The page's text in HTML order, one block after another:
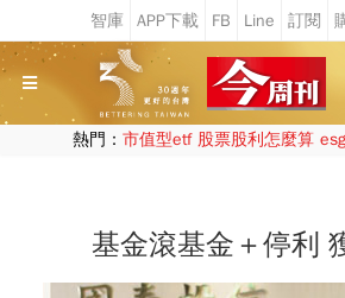
熱門： 市值型etf 股票股利怎麼算
基金滾基金＋停利